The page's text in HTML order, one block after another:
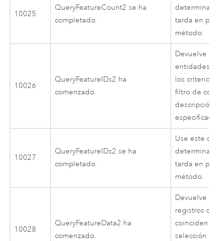
10025
QueryFeatureCount2 se ha
completado.
determinar
tarda en
método.
10026
QueryFeatureIDs2 ha
comenzado.
Devuelve
entidades
los criterios
filtro de
descripción
especificada.
10027
QueryFeatureIDs2 se ha
completado.
Use este
determinar
tarda en
método.
10028
QueryFeatureData2 ha
comenzado.
Devuelve
registros de
coinciden
selección